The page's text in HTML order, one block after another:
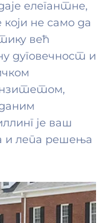
елегантне,
не само да
већ
дуговечност и
је ваш
и лепа решења